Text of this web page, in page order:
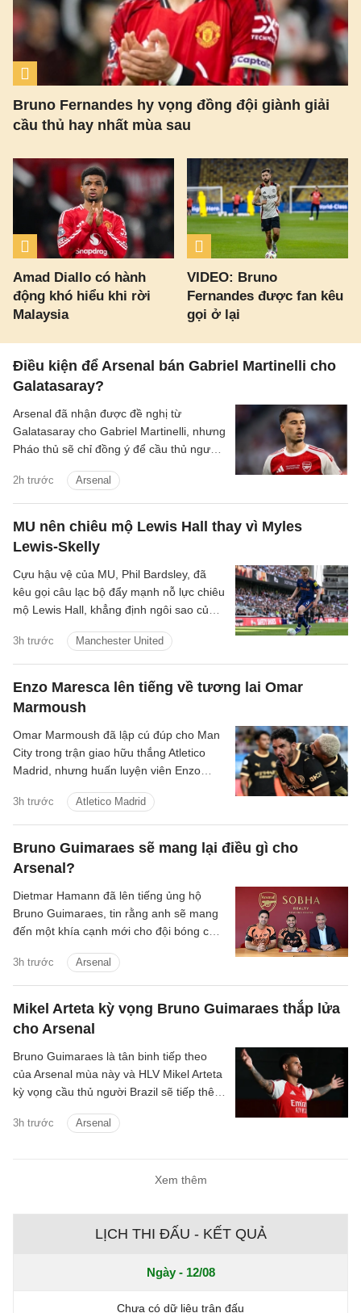
Bruno Fernandes hy vọng đồng đội giành giải
cầu thủ hay nhất mùa sau
Amad Diallo có hành
động khó hiểu khi rời
Malaysia
VIDEO: Bruno
Fernandes được fan kêu
gọi ở lại
Điều kiện để Arsenal bán Gabriel Martinelli cho
Galatasaray?
2h trước Arsenal
Arsenal đã nhận được đề nghị từ
Galatasaray cho Gabriel Martinelli, nhưng
Pháo thủ sẽ chỉ đồng ý để cầu thủ người
mới.
MU nên chiêu mộ Lewis Hall thay vì Myles
Lewis-Skelly
3h trước Manchester United
Cựu hậu vệ của MU, Phil Bardsley, đã
kêu gọi câu lạc bộ đẩy mạnh nỗ lực chiêu
mộ Lewis Hall, khẳng định ngôi sao của
cho sân Old Trafford.
Enzo Maresca lên tiếng về tương lai Omar
Marmoush
3h trước Atletico Madrid
Omar Marmoush đã lập cú đúp cho Man
City trong trận giao hữu thắng Atletico
Madrid, nhưng huấn luyện viên Enzo
anh.
Bruno Guimaraes sẽ mang lại điều gì cho
Arsenal?
3h trước Arsenal
Dietmar Hamann đã lên tiếng ủng hộ
Bruno Guimaraes, tin rằng anh sẽ mang
đến một khía cạnh mới cho đội bóng của
Mikel Arteta kỳ vọng Bruno Guimaraes thắp lửa
cho Arsenal
3h trước Arsenal
Bruno Guimaraes là tân binh tiếp theo
của Arsenal mùa này và HLV Mikel Arteta
kỳ vọng cầu thủ người Brazil sẽ tiếp thêm
Xem thêm
LỊCH THI ĐẤU - KẾT QUẢ
Ngày - 12/08
Chưa có dữ liệu trận đấu